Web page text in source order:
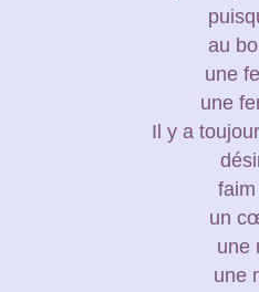
au
une
une
Il y a
un
une
une